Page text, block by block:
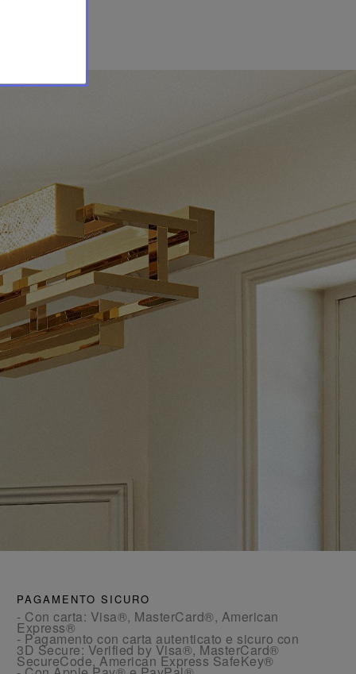
PAGAMENTO SICURO
- Con carta: Visa®, MasterCard®, American
Express®
- Pagamento con carta autenticato e sicuro con
3D Secure: Verified by Visa®, MasterCard®
SecureCode, American Express SafeKey®